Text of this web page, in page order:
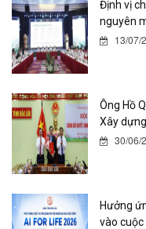
Định vị
nguyên
13/07/
Ông Hồ
Xây dựng
30/06/
Hưởng
vào cuộc